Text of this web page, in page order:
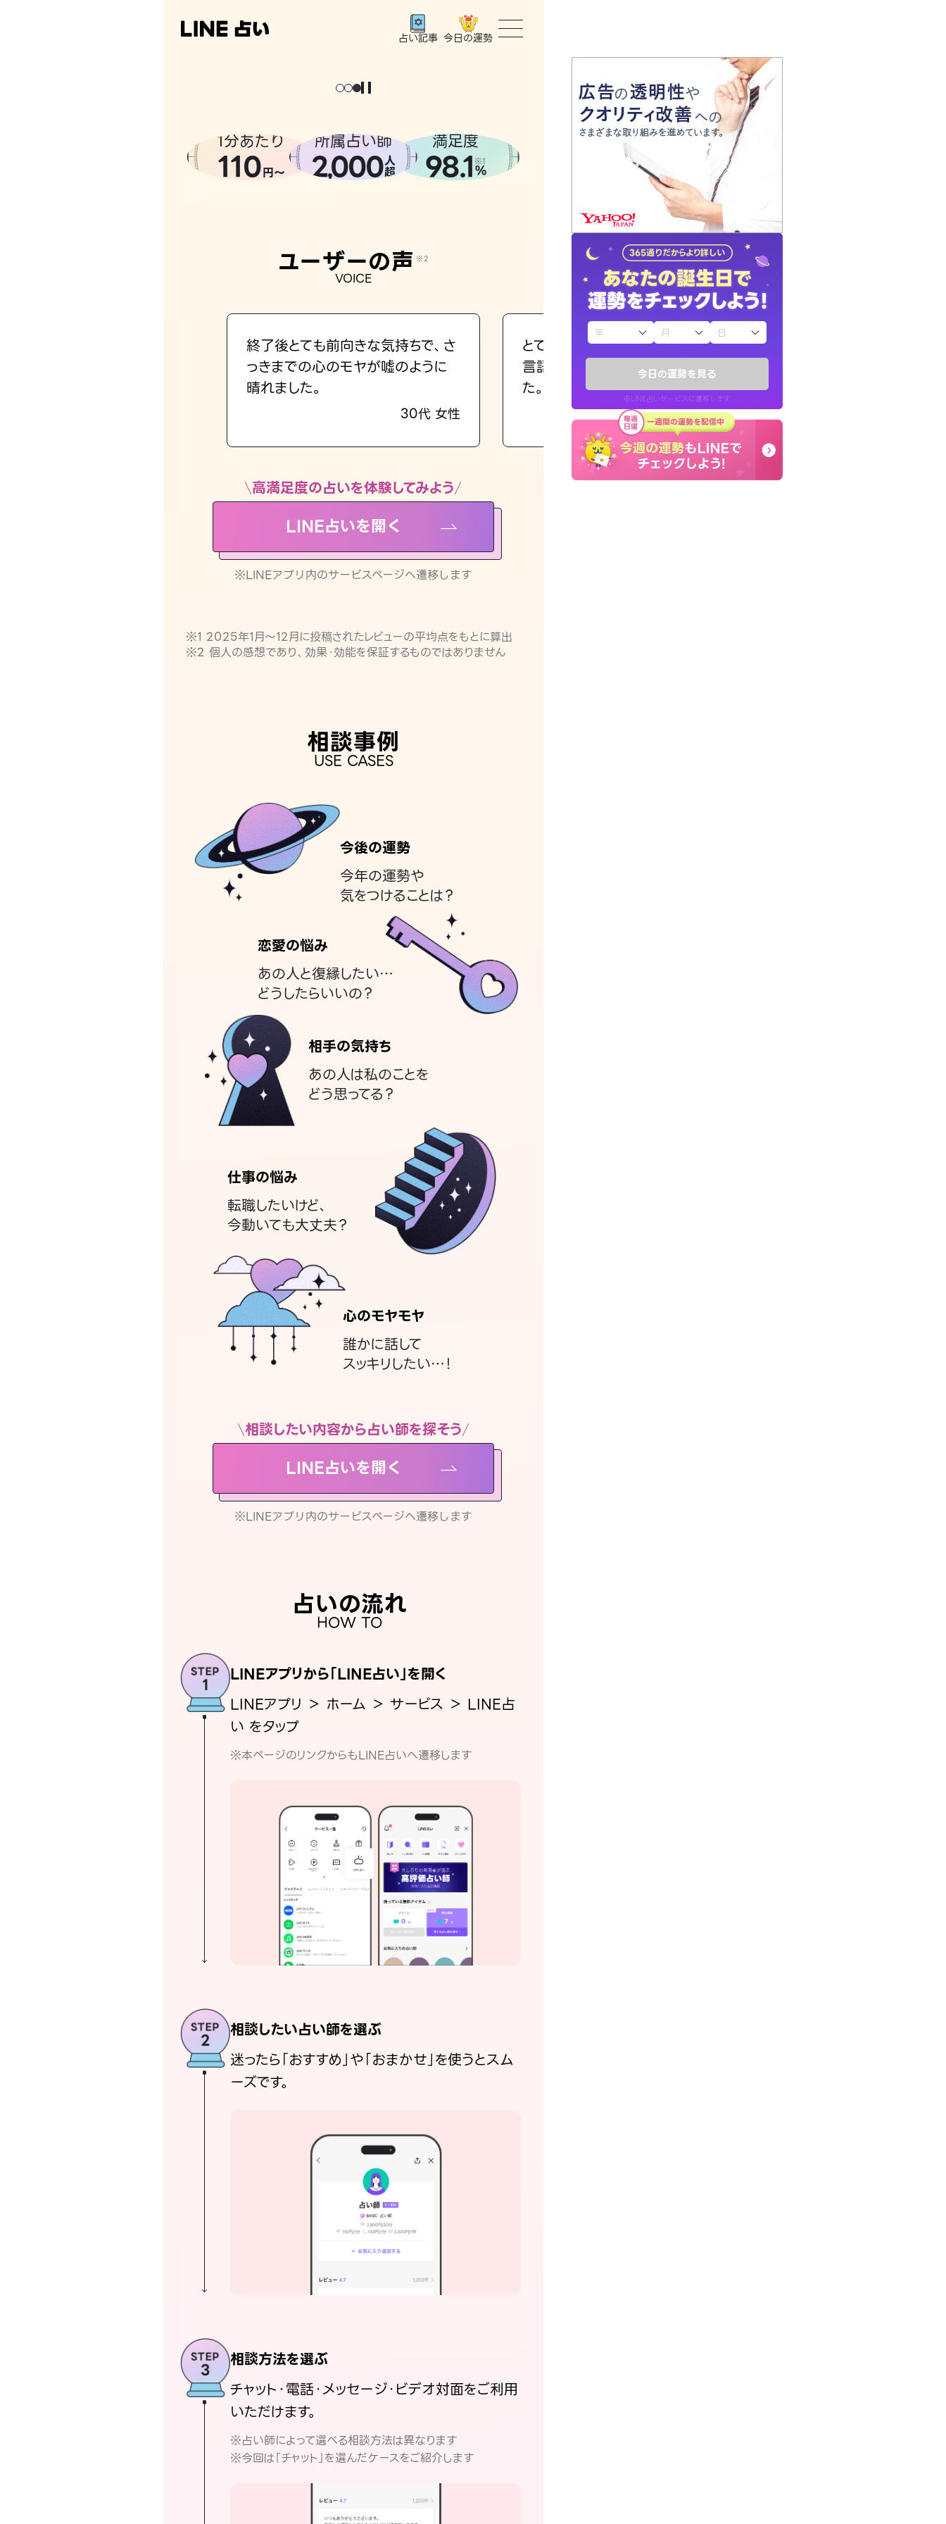
今日の運勢を見る
※LINE占いサービスに遷移します
占い記事 今日の運勢
トップ
ユーザーの声
占いの流れ
おすすめの占い師
よくある質問
えもじの子（占）12星座占い
お知らせ
1分あたり
110円〜
所属占い師
2,000人
超
満足度
98.1 ※1
%
ユーザーの声 ※2
VOICE
終了後とても前向きな気持ちで、さ
っきまでの心のモヤが嘘のように
晴れました。
30代 女性
とても的確で感じていた違和感を
言語化してくれたので腑に落ちまし
た。
30代 女性
高満足度の占いを体験してみよう
LINE占いを開く
※LINEアプリ内のサービスページへ遷移します
※1 2025年1月〜12月に投稿されたレビューの平均点をもとに算出
※2 個人の感想であり、効果・効能を保証するものではありません
相談事例
USE CASES
今後の運勢
今年の運勢や
気をつけることは？
恋愛の悩み
あの人と復縁したい…
どうしたらいいの？
相手の気持ち
あの人は私のことを
どう思ってる？
仕事の悩み
転職したいけど、
今動いても大丈夫？
心のモヤモヤ
誰かに話して
スッキリしたい…！
相談したい内容から占い師を探そう
LINE占いを開く
※LINEアプリ内のサービスページへ遷移します
占いの流れ
HOW TO
LINEアプリから「LINE占い」を開く
LINEアプリ ＞ ホーム ＞ サービス ＞ LINE占
い をタップ
※本ページのリンクからもLINE占いへ遷移します
相談したい占い師を選ぶ
迷ったら「おすすめ」や「おまかせ」を使うとスム
ーズです。
相談方法を選ぶ
チャット・電話・メッセージ・ビデオ対面をご利用
いただけます。
※占い師によって選べる相談方法は異なります
※今回は「チャット」を選んだケースをご紹介します